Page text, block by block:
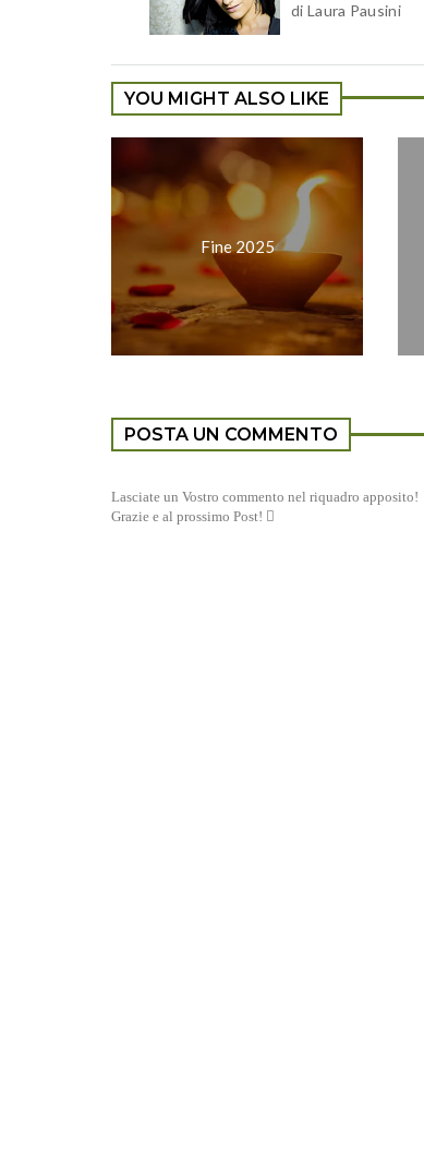
di Laura Pausini
YOU MIGHT ALSO LIKE
Fine 2025
POSTA UN COMMENTO
Lasciate un Vostro commento nel riquadro apposito!
Grazie e al prossimo Post! 